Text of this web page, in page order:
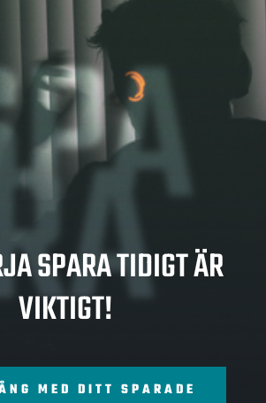
SPARA TIDIGT ÄR
VIKTIGT!
MED DITT SPARADE